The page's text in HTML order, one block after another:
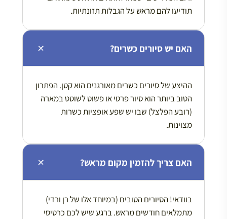
תודיעו להם מראש על הגבלות תזונתיות.
האם יש סיורים כשרים?
ההיצע של סיורים כשרים מאורגנים הוא קטן. הפתרון
הטוב ביותר הוא סיור פרטי או פשוט לשוטט במארה
(רובע הפלצל) שבו יש שפע אופציות כשרות
מצוינות.
האם צריך להזמין מקום מראש?
בוודאי! הסיורים הטובים (במיוחד אלו של רן ורדי)
מתמלאים חודשים מראש. ברגע שיש לכם כרטיסי